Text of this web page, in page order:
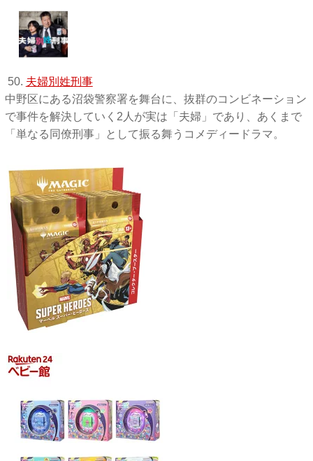
50. 夫婦別姓刑事
中野区にある沼袋警察署を舞台に、抜群のコンビネーション
で事件を解決していく2人が実は「夫婦」であり、あくまで
「単なる同僚刑事」として振る舞うコメディードラマ。